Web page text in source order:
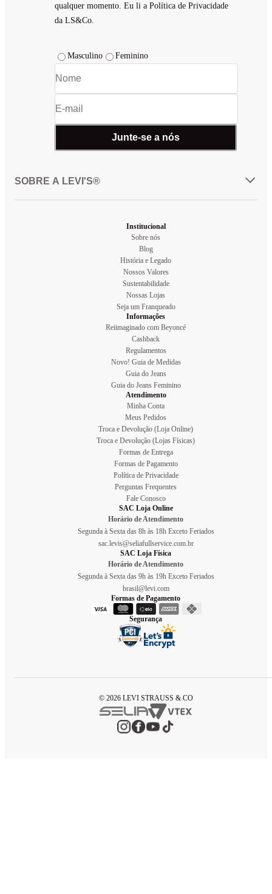
qualquer momento. Eu li a Política de Privacidade
da LS&Co.
Masculino Feminino
Junte-se a nós
SOBRE A LEVI'S®
Institucional
Sobre nós
Blog
História e Legado
Nossos Valores
Sustentabilidade
Nossas Lojas
Seja um Franqueado
Informações
Reiimaginado com Beyoncé
Cashback
Regulamentos
Novo! Guia de Medidas
Guia do Jeans
Guia do Jeans Feminino
Atendimento
Minha Conta
Meus Pedidos
Troca e Devolução (Loja Online)
Troca e Devolução (Lojas Físicas)
Formas de Entrega
Formas de Pagamento
Política de Privacidade
Perguntas Frequentes
Fale Conosco
SAC Loja Online
Horário de Atendimento
Segunda à Sexta das 8h às 18h Exceto Feriados
sac.levis@seliafullservice.com.br
SAC Loja Física
Horário de Atendimento
Segunda à Sexta das 9h às 19h Exceto Feriados
brasil@levi.com
Formas de Pagamento
Segurança
© 2026 LEVI STRAUSS & CO